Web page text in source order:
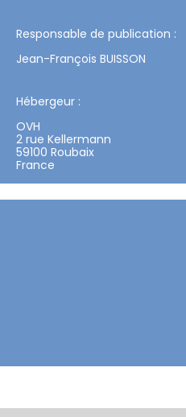
Responsable de publication :
Jean-François BUISSON
Hébergeur :
OVH
2 rue Kellermann
59100 Roubaix
France